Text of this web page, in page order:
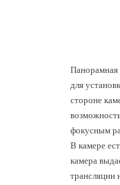
Панорамная
для
стороне
фокусным
В камере
камера
трансляции